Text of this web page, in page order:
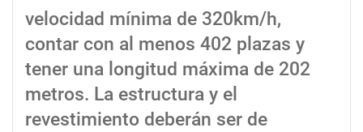
velocidad mínima de 320km/h,
contar con al menos 402 plazas y
tener una longitud máxima de 202
metros. La estructura y el
revestimiento deberán ser de